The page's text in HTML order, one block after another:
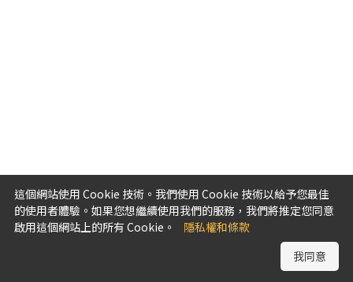
這個網站使用 Cookie 技術。我們使用 Cookie 技術以給予您最佳
的使用者體驗。如果您想繼續使用我們的服務，我們將推定您同意
啟用這個網站上的所有 Cookie。
隱私權和條款
我同意